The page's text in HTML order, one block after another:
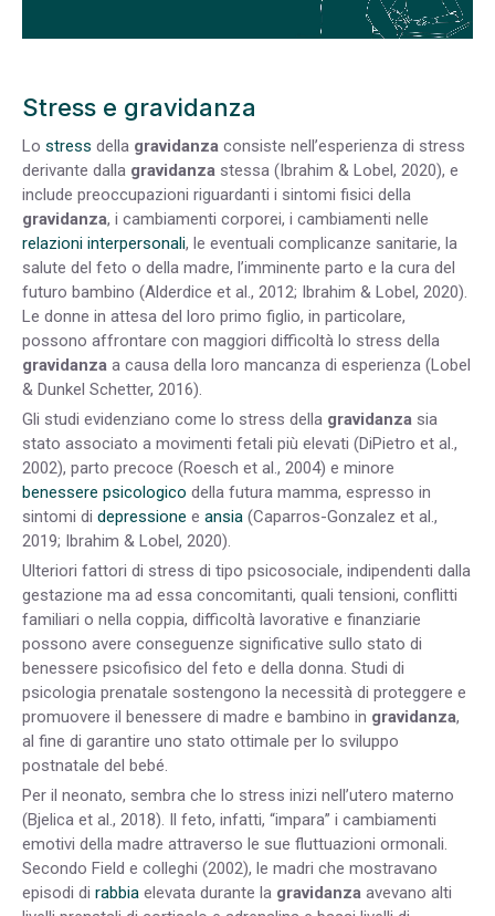
Stress e gravidanza
Lo stress della gravidanza consiste nell’esperienza di stress
derivante dalla gravidanza stessa (Ibrahim & Lobel, 2020), e
include preoccupazioni riguardanti i sintomi fisici della
gravidanza, i cambiamenti corporei, i cambiamenti nelle
relazioni interpersonali, le eventuali complicanze sanitarie, la
salute del feto o della madre, l’imminente parto e la cura del
futuro bambino (Alderdice et al., 2012; Ibrahim & Lobel, 2020).
Le donne in attesa del loro primo figlio, in particolare,
possono affrontare con maggiori difficoltà lo stress della
gravidanza a causa della loro mancanza di esperienza (Lobel
& Dunkel Schetter, 2016).
Gli studi evidenziano come lo stress della gravidanza sia
stato associato a movimenti fetali più elevati (DiPietro et al.,
2002), parto precoce (Roesch et al., 2004) e minore
benessere psicologico della futura mamma, espresso in
sintomi di depressione e ansia (Caparros-Gonzalez et al.,
2019; Ibrahim & Lobel, 2020).
Ulteriori fattori di stress di tipo psicosociale, indipendenti dalla
gestazione ma ad essa concomitanti, quali tensioni, conflitti
familiari o nella coppia, difficoltà lavorative e finanziarie
possono avere conseguenze significative sullo stato di
benessere psicofisico del feto e della donna. Studi di
psicologia prenatale sostengono la necessità di proteggere e
promuovere il benessere di madre e bambino in gravidanza,
al fine di garantire uno stato ottimale per lo sviluppo
postnatale del bebé.
Per il neonato, sembra che lo stress inizi nell’utero materno
(Bjelica et al., 2018). Il feto, infatti, “impara” i cambiamenti
emotivi della madre attraverso le sue fluttuazioni ormonali.
Secondo Field e colleghi (2002), le madri che mostravano
episodi di rabbia elevata durante la gravidanza avevano alti